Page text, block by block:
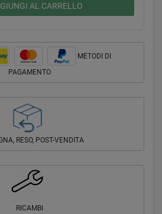
AL CARRELLO
METODI DI
PAGAMENTO
RESO, POST-VENDITA
RICAMBI